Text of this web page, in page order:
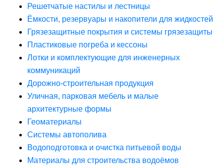
Решетчатые настилы и лестницы
Ёмкости, резервуары и накопители для жидкостей
Грязезащитные покрытия и системы грязезащиты
Пластиковые погреба и кессоны
Лотки и комплектующие для инженерных
коммуникаций
Дорожно-строительная продукция
Уличная, парковая мебель и малые
архитектурные формы
Геоматериалы
Системы автополива
Водоподготовка и очистка питьевой воды
Материалы для строительства водоёмов